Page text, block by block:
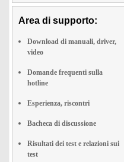
Area di supporto:
Download di manuali, driver,
video
Domande frequenti sulla
hotline
Esperienza, riscontri
Bacheca di discussione
Risultati dei test e relazioni sui
test